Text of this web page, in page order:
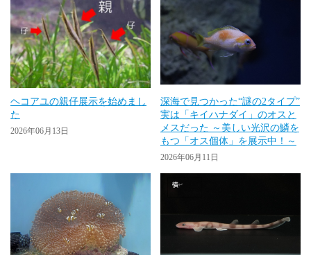
ヘコアユの親仔展示を始めまし
た
2026年06月13日
深海で見つかった“謎の2タイプ”
実は「キイハナダイ」のオスと
メスだった ～美しい光沢の鱗を
もつ「オス個体」を展示中！～
2026年06月11日